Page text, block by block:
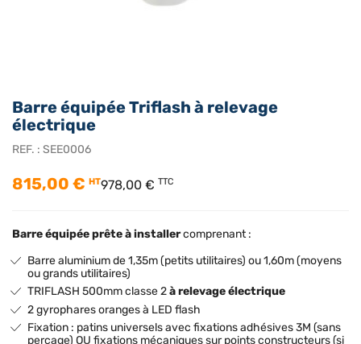
Barre équipée Triflash à relevage
électrique
REF. : SEE0006
815,00 € HT978,00 € TTC
Barre équipée prête à installercomprenant :
Barre aluminium de 1,35m (petits utilitaires) ou 1,60m (moyens
ou grands utilitaires)
TRIFLASH 500mm classe 2à relevage électrique
2 gyrophares oranges à LED flash
Fixation : patins universels avec fixations adhésives 3M (sans
perçage) OU fixations mécaniques sur points constructeurs (si